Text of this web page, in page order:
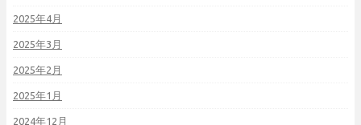
2025年4月
2025年3月
2025年2月
2025年1月
2024年12月